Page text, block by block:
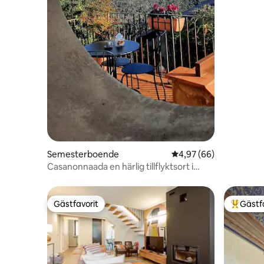
Semesterboende 4,97 av 5 i
4,97 (66)
Casanonnaada en härlig tillflyktsort i
Gästfavorit
Gästfavorit